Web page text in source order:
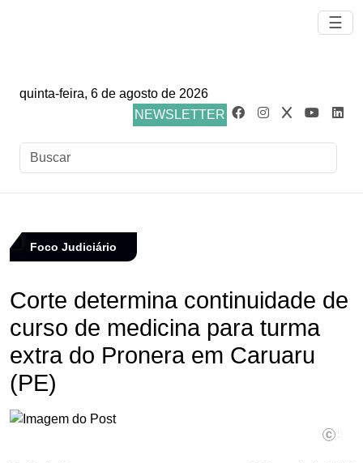
☰
quinta-feira, 6 de agosto de 2026
NEWSLETTER
Foco Judiciário
Corte determina continuidade de
curso de medicina para turma
extra do Pronera em Caruaru
(PE)